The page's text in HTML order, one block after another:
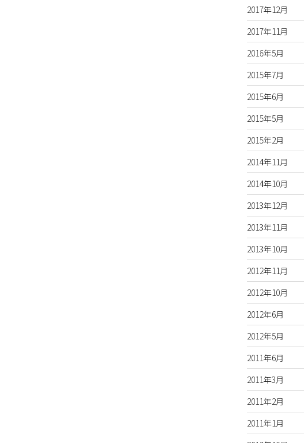
2017年12月
2017年11月
2016年5月
2015年7月
2015年6月
2015年5月
2015年2月
2014年11月
2014年10月
2013年12月
2013年11月
2013年10月
2012年11月
2012年10月
2012年6月
2012年5月
2011年6月
2011年3月
2011年2月
2011年1月